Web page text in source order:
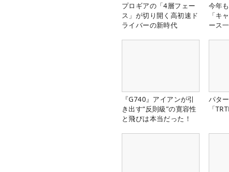
プロギアの「4層フェー
ス」が切り開く高初速ド
ライバーの新時代
今年
「キ
ース
『G740』アイアンが引
き出す“反則級”の寛容性
と飛びは本当だった！
パタ
「